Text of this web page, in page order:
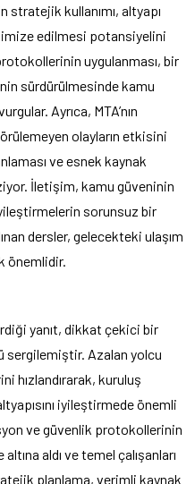
stratejik kullanımı, altyapı
edilmesi potansiyelini
uygulanması, bir
sürdürülmesinde kamu
Ayrıca, MTA’nın
olayların etkisini
ve esnek kaynak
İletişim, kamu güveninin
sorunsuz bir
dersler, gelecekteki ulaşım
önemlidir.
yanıt, dikkat çekici bir
sergilemiştir. Azalan yolcu
hızlandırarak, kuruluş
iyileştirmede önemli
ve güvenlik protokollerinin
aldı ve temel çalışanları
planlama, verimli kaynak